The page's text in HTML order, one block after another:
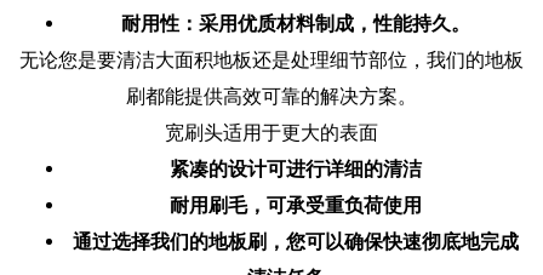
耐用性：采用优质材料制成，性能持久。
无论您是要清洁大面积地板还是处理细节部位，我们的地板
刷都能提供高效可靠的解决方案。
宽刷头适用于更大的表面
紧凑的设计可进行详细的清洁
耐用刷毛，可承受重负荷使用
通过选择我们的地板刷，您可以确保快速彻底地完成